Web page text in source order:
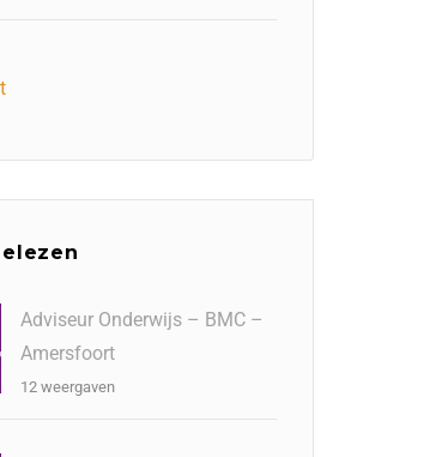
Adviseur Onderwijs – BMC –
Amersfoort
12 weergaven